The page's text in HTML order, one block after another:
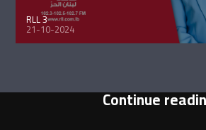
RLL 3
21-10-2024
Continue